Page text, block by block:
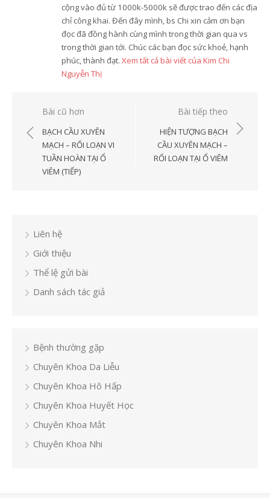
cộng vào đủ từ 1000k-5000k sẽ được trao đến các địa
chỉ công khai. Đến đây mình, bs Chi xin cảm ơn bạn
đọc đã đồng hành cùng mình trong thời gian qua vs
trong thời gian tới. Chúc các bạn đọc sức khoẻ, hạnh
phúc, thành đạt. Xem tất cả bài viết của Kim Chi
Nguyễn Thị
Điều
hướng
viết
Bài cũ hơn
BẠCH CẦU XUYÊN
MẠCH – RỐI LOẠN VI
TUẦN HOÀN TẠI Ổ
VIÊM (TIẾP)
Bài tiếp theo
HIỆN TƯỢNG BẠCH
CẦU XUYÊN MẠCH –
RỐI LOẠN TẠI Ổ VIÊM
Liên hệ
Giới thiệu
Thể lệ gửi bài
Danh sách tác giả
Bệnh thường gặp
Chuyên Khoa Da Liễu
Chuyên Khoa Hô Hấp
Chuyên Khoa Huyết Học
Chuyên Khoa Mắt
Chuyên Khoa Nhi